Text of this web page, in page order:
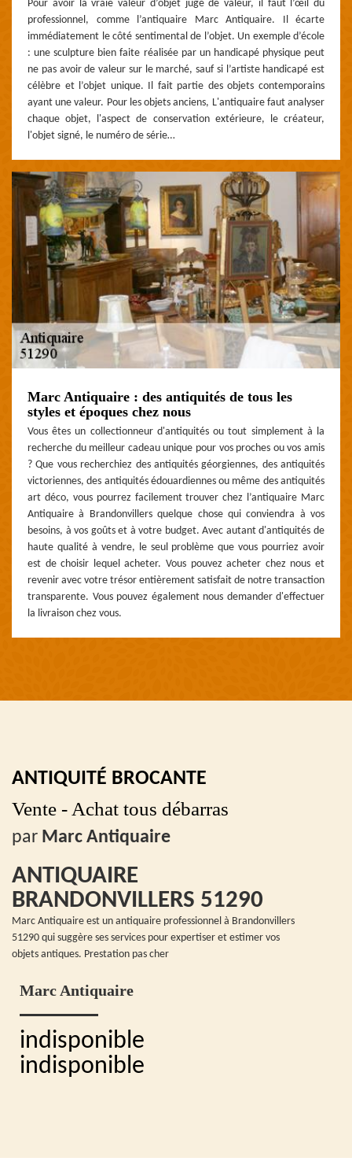
Pour avoir la vraie valeur d’objet jugé de valeur, il faut l’œil du
professionnel, comme l’antiquaire Marc Antiquaire. Il écarte
immédiatement le côté sentimental de l’objet. Un exemple d’école
: une sculpture bien faite réalisée par un handicapé physique peut
ne pas avoir de valeur sur le marché, sauf si l’artiste handicapé est
célèbre et l’objet unique. Il fait partie des objets contemporains
ayant une valeur. Pour les objets anciens, L'antiquaire faut analyser
chaque objet, l'aspect de conservation extérieure, le créateur,
l'objet signé, le numéro de série…
Marc Antiquaire : des antiquités de tous les
styles et époques chez nous
Vous êtes un collectionneur d'antiquités ou tout simplement à la
recherche du meilleur cadeau unique pour vos proches ou vos amis
? Que vous recherchiez des antiquités géorgiennes, des antiquités
victoriennes, des antiquités édouardiennes ou même des antiquités
art déco, vous pourrez facilement trouver chez l’antiquaire Marc
Antiquaire à Brandonvillers quelque chose qui conviendra à vos
besoins, à vos goûts et à votre budget. Avec autant d'antiquités de
haute qualité à vendre, le seul problème que vous pourriez avoir
est de choisir lequel acheter. Vous pouvez acheter chez nous et
revenir avec votre trésor entièrement satisfait de notre transaction
transparente. Vous pouvez également nous demander d'effectuer
la livraison chez vous.
ANTIQUITÉ BROCANTE
Vente - Achat tous débarras
par Marc Antiquaire
ANTIQUAIRE
BRANDONVILLERS 51290
Marc Antiquaire est un antiquaire professionnel à Brandonvillers
51290 qui suggère ses services pour expertiser et estimer vos
objets antiques. Prestation pas cher
Marc Antiquaire
indisponible
indisponible